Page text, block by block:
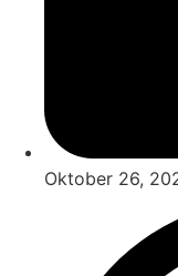
Oktober 26,